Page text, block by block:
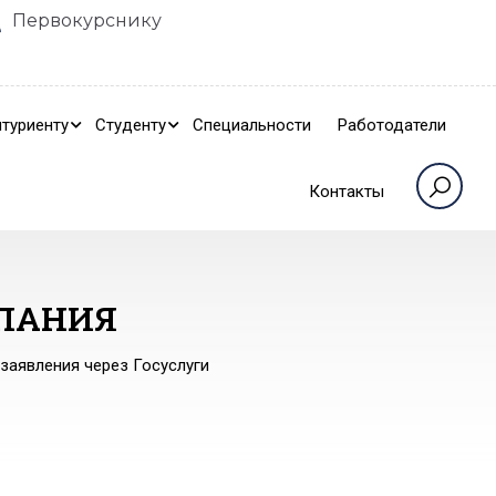
Первокурснику
Студенту Специальности Работодатели
Контакты
через Госуслуги